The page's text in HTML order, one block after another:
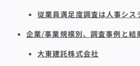
従業員満足度調査は人事シス
企業/事業規模別、調査事例と結
大東建託株式会社